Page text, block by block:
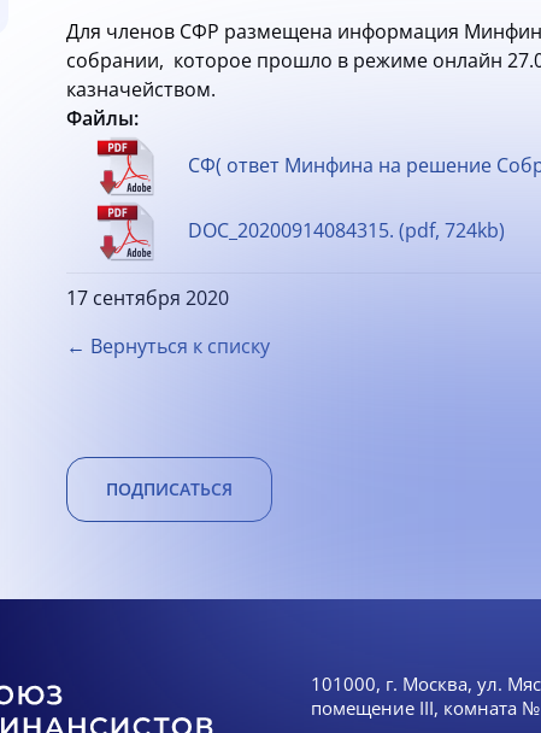
Для членов СФР размещена информация
собрании, которое прошло в режиме онлайн
казначейством.
Файлы:
СФ( ответ Минфина на решение
DOC_20200914084315. (pdf, 724kb)
17 сентября 2020
← Вернуться к списку
ПОДПИСАТЬСЯ
101000, г. Москва, ул.
помещение III, комната